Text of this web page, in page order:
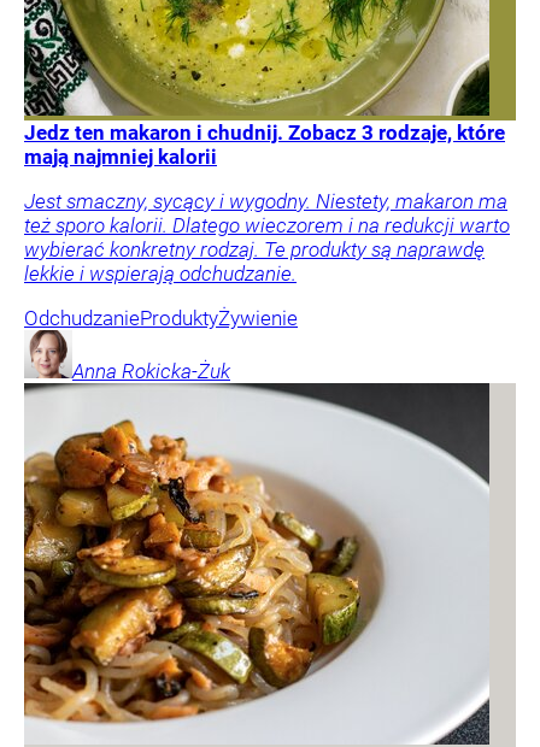
Jedz ten makaron i chudnij. Zobacz 3 rodzaje, które
mają najmniej kalorii
Jest smaczny, sycący i wygodny. Niestety, makaron ma
też sporo kalorii. Dlatego wieczorem i na redukcji warto
wybierać konkretny rodzaj. Te produkty są naprawdę
lekkie i wspierają odchudzanie.
OdchudzanieProduktyŻywienie
Anna Rokicka-Żuk